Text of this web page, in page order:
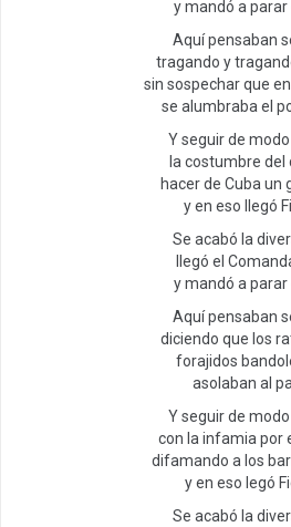
y mandó a parar
Aquí pensaban
tragando y
sin sospechar que
se alumbraba el
Y seguir de modo
la costumbre del
hacer de Cuba un
y en eso llegó
Se acabó la
llegó el
y mandó a parar
Aquí pensaban
diciendo que los
forajidos
asolaban al
Y seguir de modo
con la infamia por
difamando a los
y en eso legó
Se acabó la